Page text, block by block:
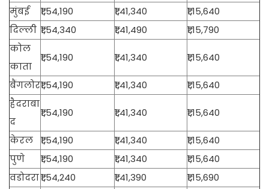
मुंबई
₹1,54,190 ₹1,41,340
₹1,15,640
दिल्ली ₹1,54,340 ₹1,41,490
₹1,15,790
कोल
काता
₹1,54,190 ₹1,41,340 ₹1,15,640
बैंगलोर₹1,54,190 ₹1,41,340
₹1,15,640
हैदराबा
द
₹1,54,190 ₹1,41,340 ₹1,15,640
केरल ₹1,54,190 ₹1,41,340
₹1,15,640
पुणे
₹1,54,190 ₹1,41,340
₹1,15,640
वडोदरा₹1,54,240 ₹1,41,390
₹1,15,690